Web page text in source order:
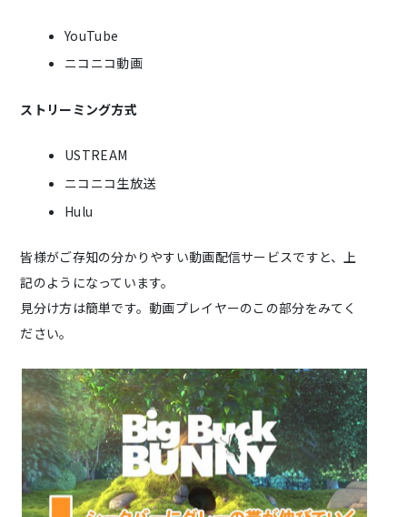
YouTube
ニコニコ動画
ストリーミング方式
USTREAM
ニコニコ生放送
Hulu
皆様がご存知の分かりやすい動画配信サービスですと、上
記のようになっています。
見分け方は簡単です。動画プレイヤーのこの部分をみてく
ださい。